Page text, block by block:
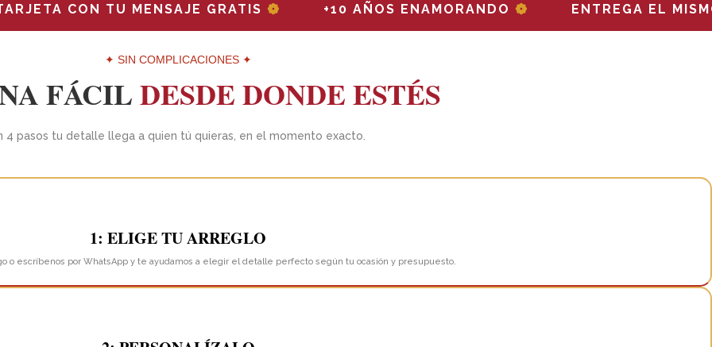
CON TU MENSAJE GRATIS ❁ +10 AÑOS ENAMORANDO ❁ ENTREGA EL MISMO DÍA
✦ SIN COMPLICACIONES ✦
FÁCILDESDE DONDE ESTÉS
4 pasos tu detalle llega a quien tú quieras, en el momento exacto.
1: ELIGE TU ARREGLO
o escríbenos por WhatsApp y te ayudamos a elegir el detalle perfecto según tu ocasión y presupuesto.